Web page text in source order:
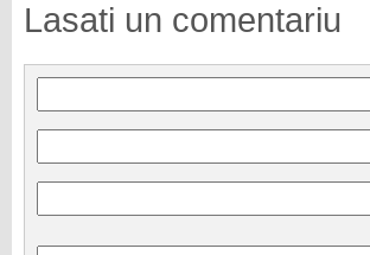
Lasati un comentariu